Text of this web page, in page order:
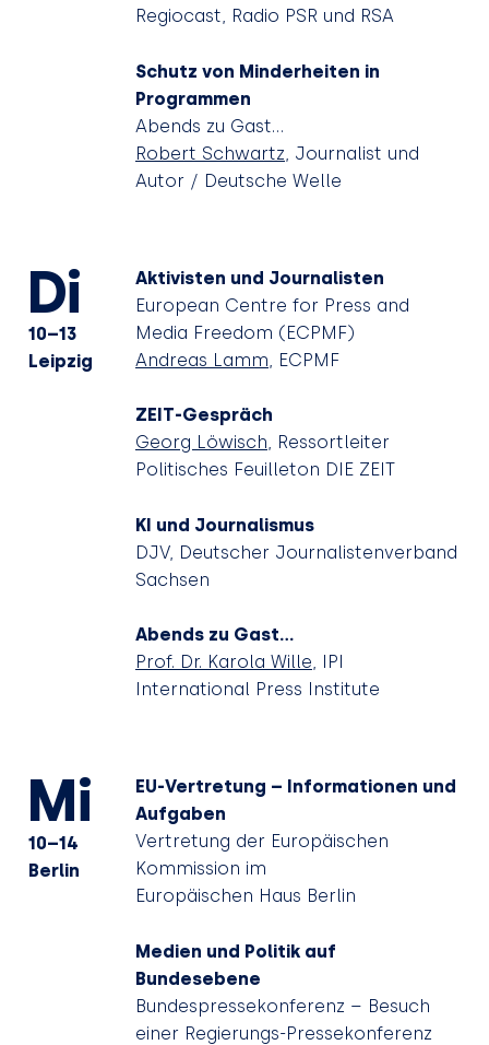
Regiocast, Radio PSR und RSA
Schutz von Minderheiten in
Programmen
Abends zu Gast…
Robert Schwartz , Journalist und
Autor / Deutsche Welle
Di
10–13
Leipzig
Aktivisten und Journalisten
European Centre for Press and
Media Freedom (ECPMF)
Andreas Lamm , ECPMF
ZEIT-Gespräch
Georg Löwisch, Ressortleiter
Politisches Feuilleton DIE ZEIT
KI und Journalismus
DJV, Deutscher Journalistenverband
Sachsen
Abends zu Gast...
Prof. Dr. Karola Wille, IPI
International Press Institute
Mi
10–14
Berlin
EU-Vertretung – Informationen und
Aufgaben
Vertretung der Europäischen
Kommission im
Europäischen Haus Berlin
Medien und Politik auf
Bundesebene
Bundespressekonferenz – Besuch
einer Regierungs-Pressekonferenz